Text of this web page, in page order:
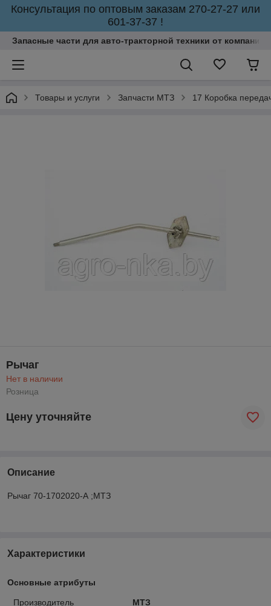
Консультация по оптовым заказам 270-27-27 или
601-37-37 !
Запасные части для авто-тракторной техники от
Товары и услуги Запчасти МТЗ 17 Коробка
Рычаг
Нет в наличии
Розница
Цену уточняйте
Описание
Рычаг 70-1702020-А ;МТЗ
Характеристики
Основные атрибуты
Производитель МТЗ